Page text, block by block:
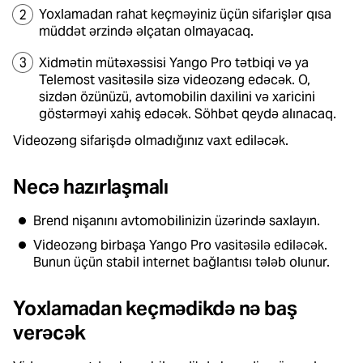
Yoxlamadan rahat keçməyiniz üçün sifarişlər qısa
müddət ərzində əlçatan olmayacaq.
Xidmətin mütəxəssisi Yango Pro tətbiqi və ya
Telemost vasitəsilə sizə videozəng edəcək. O,
sizdən özünüzü, avtomobilin daxilini və xaricini
göstərməyi xahiş edəcək. Söhbət qeydə alınacaq.
Videozəng sifarişdə olmadığınız vaxt ediləcək.
Necə hazırlaşmalı
Brend nişanını avtomobilinizin üzərində saxlayın.
Videozəng birbaşa Yango Pro vasitəsilə ediləcək.
Bunun üçün stabil internet bağlantısı tələb olunur.
Yoxlamadan keçmədikdə nə baş
verəcək